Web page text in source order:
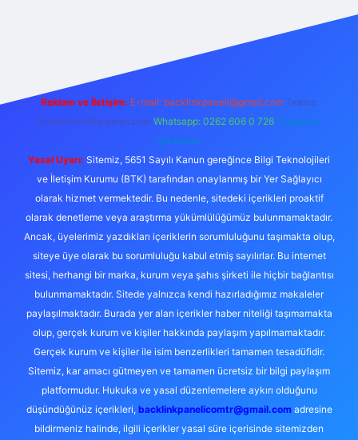
Reklam ve İletişim: E-mail: backlinkpaneli@gmail.com Teams:
forumhizmeti@gmail.com Whatsapp: 0262 606 0 726 Telegram:
@karabul
Yasal Uyarı: Sitemiz, 5651 Sayılı Kanun gereğince Bilgi Teknolojileri
ve İletişim Kurumu (BTK) tarafından onaylanmış bir Yer Sağlayıcı
olarak hizmet vermektedir. Bu nedenle, sitedeki içerikleri proaktif
olarak denetleme veya araştırma yükümlülüğümüz bulunmamaktadır.
Ancak, üyelerimiz yazdıkları içeriklerin sorumluluğunu taşımakta olup,
siteye üye olarak bu sorumluluğu kabul etmiş sayılırlar. Bu internet
sitesi, herhangi bir marka, kurum veya şahıs şirketi ile hiçbir bağlantısı
bulunmamaktadır. Sitede yalnızca kendi hazırladığımız makaleler
paylaşılmaktadır. Burada yer alan içerikler haber niteliği taşımamakta
olup, gerçek kurum ve kişiler hakkında paylaşım yapılmamaktadır.
Gerçek kurum ve kişiler ile isim benzerlikleri tamamen tesadüfidir.
Sitemiz, kar amacı gütmeyen ve tamamen ücretsiz bir bilgi paylaşım
platformudur. Hukuka ve yasal düzenlemelere aykırı olduğunu
düşündüğünüz içerikleri, backlinkpanelicomtr@gmail.comadresine
bildirmeniz halinde, ilgili içerikler yasal süre içerisinde sitemizden